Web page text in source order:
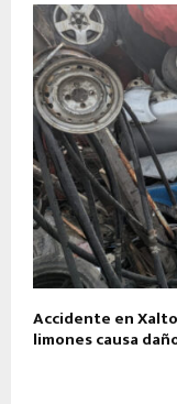
Accidente en
limones causa